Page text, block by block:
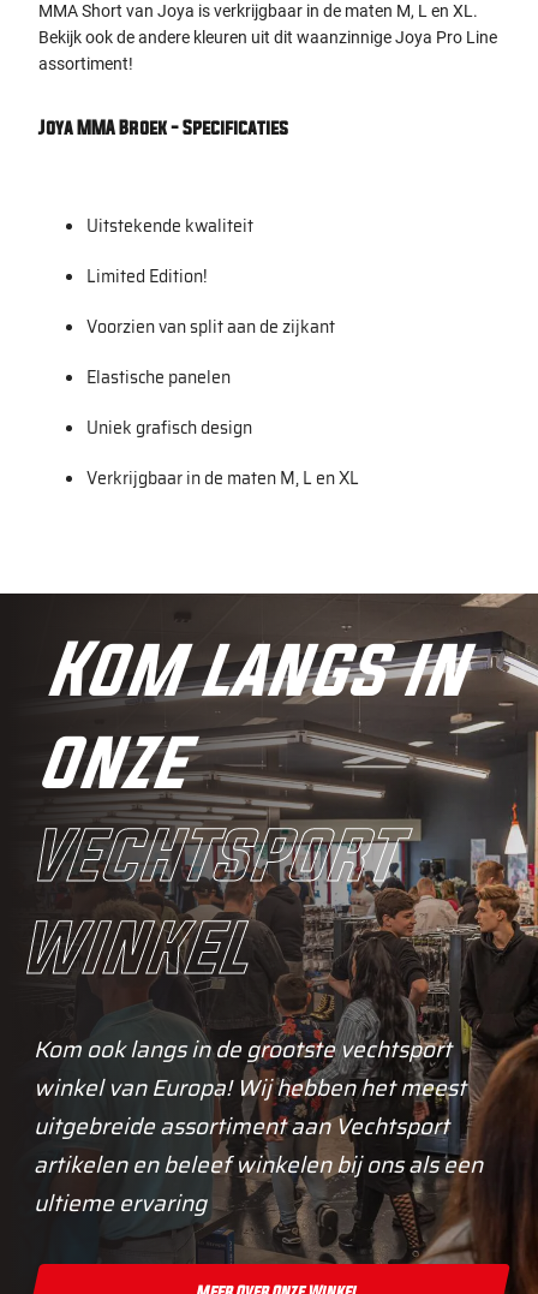
MMA Short van Joya is verkrijgbaar in de maten M, L en XL.
Bekijk ook de andere kleuren uit dit waanzinnige Joya Pro Line
assortiment!
Joya MMA Broek - Specificaties
Uitstekende kwaliteit
Limited Edition!
Voorzien van split aan de zijkant
Elastische panelen
Uniek grafisch design
Verkrijgbaar in de maten M, L en XL
Kom langs in
onze
vechtsport
winkel
Kom ook langs in de grootste vechtsport
winkel van Europa! Wij hebben het meest
uitgebreide assortiment aan Vechtsport
artikelen en beleef winkelen bij ons als een
ultieme ervaring